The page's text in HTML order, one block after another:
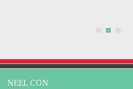
NEEL CON